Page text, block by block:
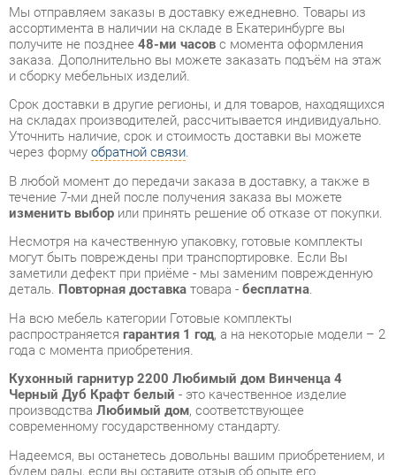
Срок доставки в другие регионы, и для товаров, находящихся
на складах производителей, рассчитывается индивидуально.
Уточнить наличие, срок и стоимость доставки вы можете
через формуобратной связи.
течение 7-ми дней после получения заказа вы можете
изменить выборили принять решение об отказе от покупки.
Несмотря на качественную упаковку, готовые комплекты
заметили дефект при приёме - мы заменим поврежденную
деталь.Повторная доставкатовара -бесплатна.
распространяетсягарантия 1 год, а на некоторые модели – 2
года с момента приобретения.
Кухонный гарнитур 2200 Любимый дом Винченца 4
Черный Дуб Крафт белый
- это качественное изделие
производстваЛюбимый дом, соответствующее
современному государственному стандарту.
Надеемся, вы останетесь довольны вашим приобретением, и
будем рады, если вы оставите отзыв об опыте его
использования, который поможет сориентироваться нашим
будущим покупателям.
Кроме формыобратной связиполучить развёрнутую
консультацию, фото и видеообзор продукции вы можете по
e-mail, телефону в Екатеринбурге и через мессенджеры